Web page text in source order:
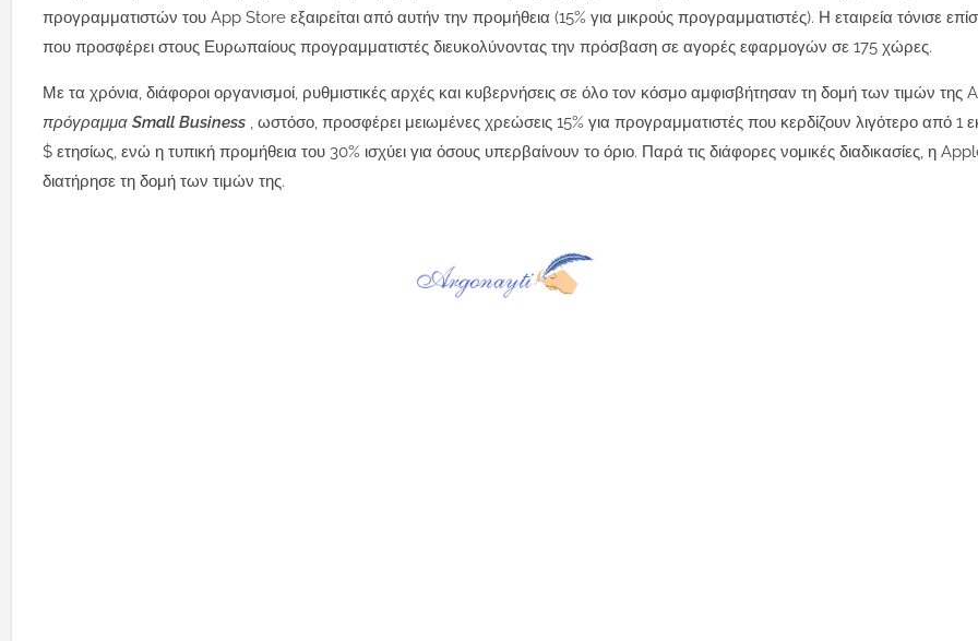
προγραμματιστών του App Store εξαιρείται από αυτήν την προμήθεια (15% για μικρούς προγραμματιστές). Η εταιρεία τόνισε
που προσφέρει στους Ευρωπαίους προγραμματιστές διευκολύνοντας την πρόσβαση σε αγορές εφαρμογών σε 175 χώρες.
Με τα χρόνια, διάφοροι οργανισμοί, ρυθμιστικές αρχές και κυβερνήσεις σε όλο τον κόσμο αμφισβήτησαν τη δομή των τιμών της
πρόγραμμα Small Business , ωστόσο, προσφέρει μειωμένες χρεώσεις 15% για προγραμματιστές που κερδίζουν λιγότερο από 1
$ ετησίως, ενώ η τυπική προμήθεια του 30% ισχύει για όσους υπερβαίνουν το όριο. Παρά τις διάφορες νομικές διαδικασίες, η
διατήρησε τη δομή των τιμών της.